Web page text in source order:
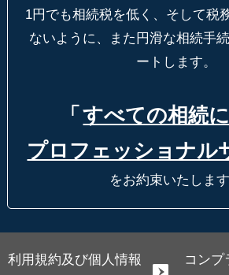
1円でも相続税を低く、そして税
ないように、
また円滑な相続手
ートします。
「 すべての相続
プロフェッショナル
をお約束いたします
利用規約及び個人情報
コンプ